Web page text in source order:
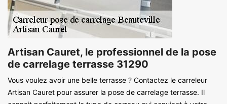
Artisan Cauret, le professionnel de la pose
de carrelage terrasse 31290
Vous voulez avoir une belle terrasse ? Contactez le carreleur
Artisan Cauret pour assurer la pose de carrelage terrasse. Il